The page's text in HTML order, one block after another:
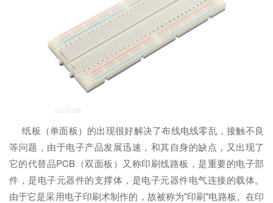
纸板（单面板）的出现很好解决了布线电线零乱，接触不良
等问题，由于电子产品发展迅速，和其自身的缺点，又出现了
它的代替品PCB（双面板）又称印刷线路板，是重要的电子部
件，是电子元器件的支撑体，是电子元器件电气连接的载体。
由于它是采用电子印刷术制作的，故被称为"印刷"电路板。在印